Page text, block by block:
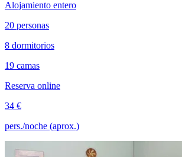
Alojamiento entero
20 personas
8 dormitorios
19 camas
Reserva online
34 €
pers./noche (aprox.)